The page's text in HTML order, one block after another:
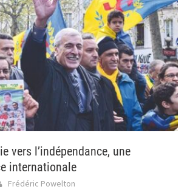
vers l’indépendance, une
internationale
Frédéric Powelton